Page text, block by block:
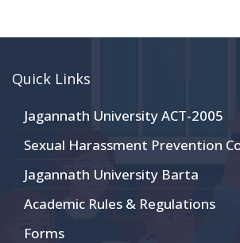
Quick Links
Jagannath University ACT-2005
Sexual Harassment Prevention
Jagannath University Barta
Academic Rules & Regulations
Forms